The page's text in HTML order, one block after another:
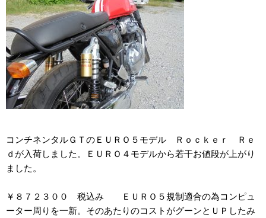
コンチネンタルＧＴのＥＵＲＯ５モデル Ｒｏｃｋｅｒ Ｒｅ
ｄが入荷しました。ＥＵＲＯ４モデルから若干お値段が上がり
ました。
￥８７２３００ 税込み ＥＵＲＯ５規制適合の為コンピュ
ーター周りを一新。そのあたりのコストがグーンとＵＰしたみ